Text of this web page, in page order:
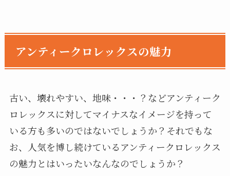
アンティークロレックスの魅力
古い、壊れやすい、地味・・・？などアンティーク
ロレックスに対してマイナスなイメージを持って
いる方も多いのではないでしょうか？それでもな
お、人気を博し続けているアンティークロレックス
の魅力とはいったいなんなのでしょうか？